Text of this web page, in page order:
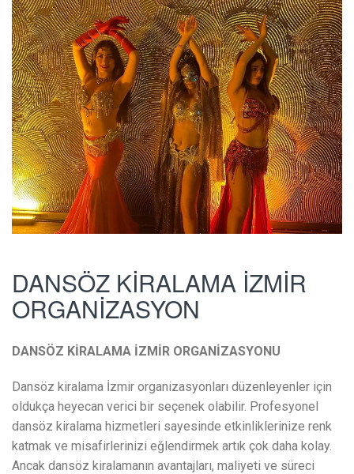
DANSÖZ KİRALAMA İZMİR
ORGANİZASYON
DANSÖZ KİRALAMA İZMİR ORGANİZASYONU
Dansöz kiralama İzmir organizasyonları düzenleyenler için
oldukça heyecan verici bir seçenek olabilir. Profesyonel
dansöz kiralama hizmetleri sayesinde etkinliklerinize renk
katmak ve misafirlerinizi eğlendirmek artık çok daha kolay.
Ancak dansöz kiralamanın avantajları, maliyeti ve süreci